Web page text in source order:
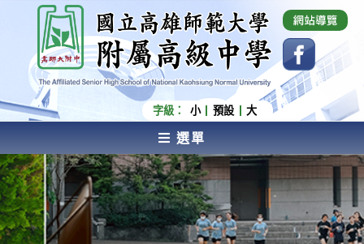
內
容
國立高雄師範大學附屬高級中學 Affiliated Senior
High School of National Kaohsiung Normal
University
字級： 小 預設 大
選單
AFFILIATED SENIOR HIGH SCHOOL OF NATIONAL
KAOHSIUNG NORMAL UNIVERSITY